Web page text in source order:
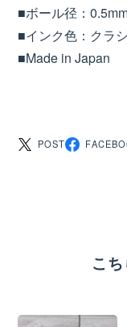
■ボール径：
■インク色：クラ
■Made in Japan
POST
こ